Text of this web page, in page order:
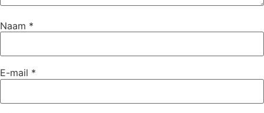
Naam *
E-mail *